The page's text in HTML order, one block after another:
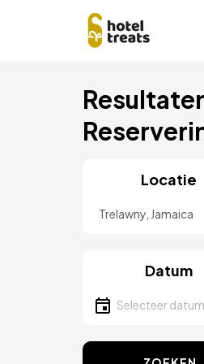
Locatie
Datum
Selecteer een datum